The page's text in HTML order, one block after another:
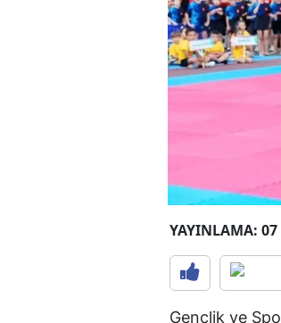
YAYINLAMA:
Gençlik ve